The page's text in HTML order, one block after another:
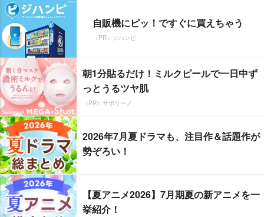
自販機にピッ！ですぐに買えちゃう
（PR）ジハンピ
朝1分貼るだけ！ミルクピールで一日中ず
っとうるツヤ肌
（PR）サボリーノ
2026年7月夏ドラマも、注目作＆話題作が
勢ぞろい！
【夏アニメ2026】7月期夏の新アニメを一
挙紹介！